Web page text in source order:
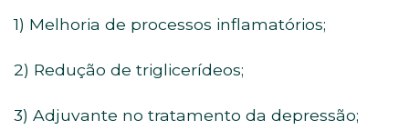
1) Melhoria de processos inflamatórios;
2) Redução de triglicerídeos;
3) Adjuvante no tratamento da depressão;